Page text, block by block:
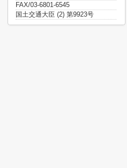
FAX/03-6801-6545
国土交通大臣 (2) 第9923号